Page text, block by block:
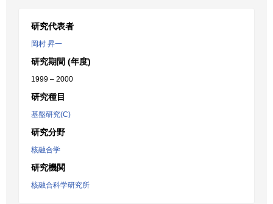
研究代表者
岡村 昇一
研究期間 (年度)
1999 – 2000
研究種目
基盤研究(C)
研究分野
核融合学
研究機関
核融合科学研究所